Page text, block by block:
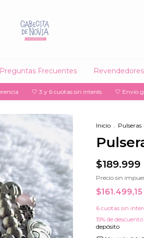
Preguntas Frecuentes Revendedores
🤍 3 y 6 cuotas sin interés 🤍 Envío gratis a
Inicio . Pulseras
$189.999
Precio sin
$161.499,15
6 cuotas sin
15% de descuento
depósito